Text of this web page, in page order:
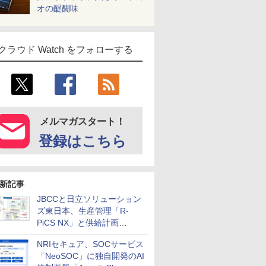
オの醍醐味
ラウド Watch をフォローする
メルマガスタート！
登録はこちら
記事
JBCCと日立ソリューション
ズ東日本、生産管理「R-
PiCS NX」と供給計画
「scSQUARE ISP」の連携サ
ービスを提供開始
NRIセキュア、SOCサービス
「NeoSOC」に独自開発のAI